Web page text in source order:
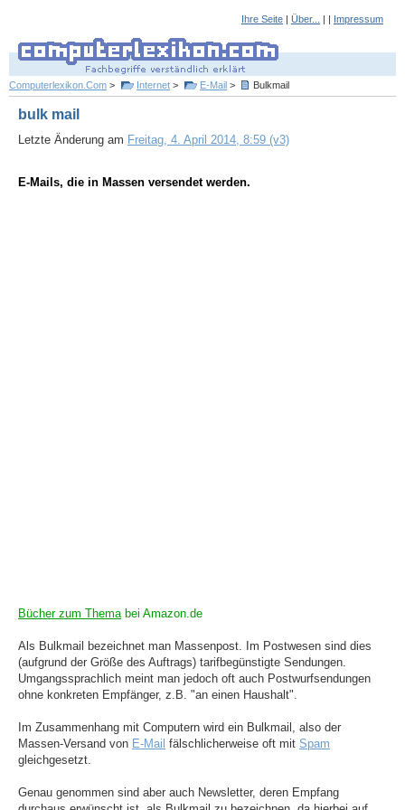
Ihre Seite | Über... | | Impressum
Computerlexikon.Com > Internet > E-Mail > Bulkmail
bulk mail
Letzte Änderung am Freitag, 4. April 2014, 8:59 (v3)
E-Mails, die in Massen versendet werden.
Bücher zum Themabei Amazon.de
Als Bulkmail bezeichnet man Massenpost. Im Postwesen sind dies
(aufgrund der Größe des Auftrags) tarifbegünstigte Sendungen.
Umgangssprachlich meint man jedoch oft auch Postwurfsendungen
ohne konkreten Empfänger, z.B. "an einen Haushalt".
Im Zusammenhang mit Computern wird ein Bulkmail, also der
Massen-Versand von E-Mail fälschlicherweise oft mit Spam
gleichgesetzt.
Genau genommen sind aber auch Newsletter, deren Empfang